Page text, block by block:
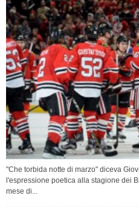
"Che torbida notte di marzo" diceva
l'espressione poetica alla stagione dei
mese di...